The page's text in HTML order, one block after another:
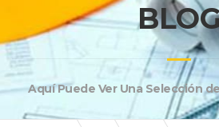
Aquí Puede Ver Una Selección